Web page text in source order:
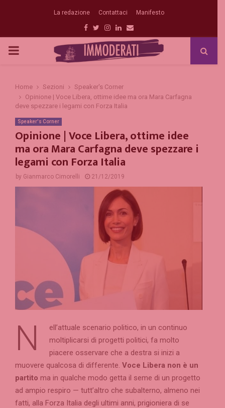
La redazione Contattaci Manifesto
Facebook
Twitter
Instagram
Linkedin
Email
PRIMARY
Home Sezioni
Speaker's Corner
Opinione | Voce Libera, ottime idee ma ora Mara Carfagna
deve spezzare i legami con Forza Italia
Speaker's Corner
Opinione | Voce Libera, ottime idee
ma ora Mara Carfagna deve spezzare i
legami con Forza Italia
by Gianmarco Cimorelli 21/12/2019
N
ell’attuale scenario politico, in un continuo
moltiplicarsi di progetti politici, fa molto
piacere osservare che a destra si inizi a
muovere qualcosa di differente. Voce Libera non è un
partito ma in qualche modo getta il seme di un progetto
ad ampio respiro — tutt’altro che subalterno, almeno nei
fatti, alla Forza Italia degli ultimi anni, prigioniera di se